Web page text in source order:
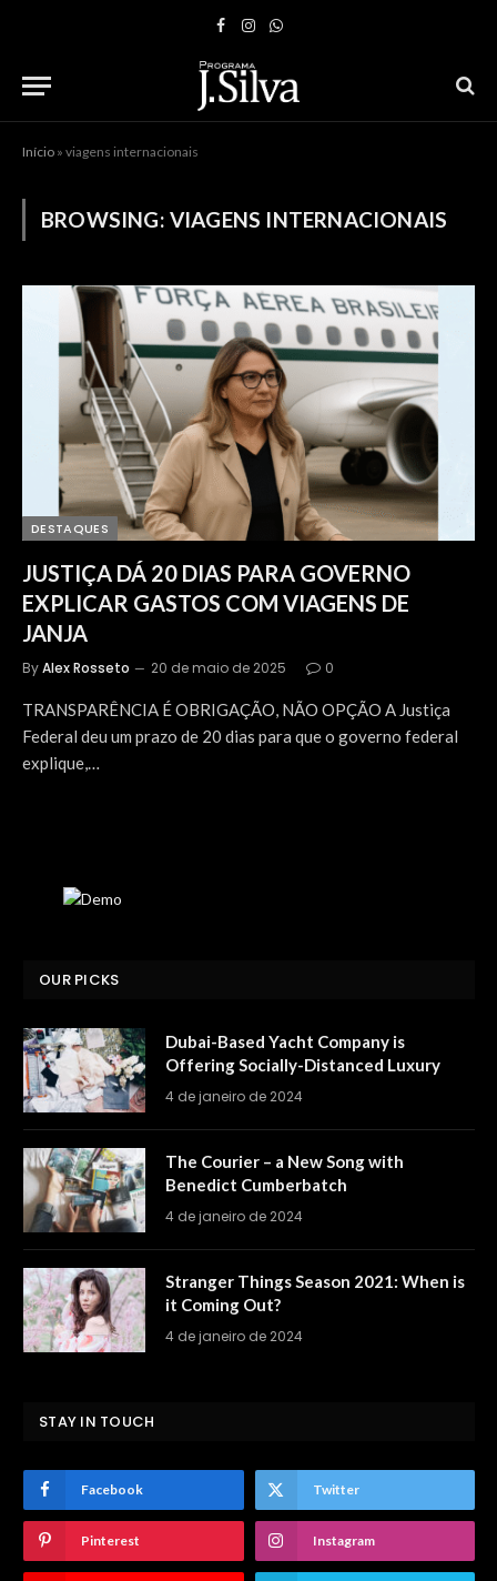
Facebook
Instagram
WhatsApp
Início » viagens internacionais
BROWSING: VIAGENS INTERNACIONAIS
DESTAQUES
JUSTIÇA DÁ 20 DIAS PARA GOVERNO
EXPLICAR GASTOS COM VIAGENS DE
JANJA
ByAlex Rosseto 20 de maio de 2025 0
TRANSPARÊNCIA É OBRIGAÇÃO, NÃO OPÇÃO A Justiça
Federal deu um prazo de 20 dias para que o governo federal
explique,…
OUR PICKS
Dubai-Based Yacht Company is
Offering Socially-Distanced Luxury
4 de janeiro de 2024
The Courier – a New Song with
Benedict Cumberbatch
4 de janeiro de 2024
Stranger Things Season 2021: When is
it Coming Out?
4 de janeiro de 2024
STAY IN TOUCH
Facebook Twitter
Pinterest Instagram